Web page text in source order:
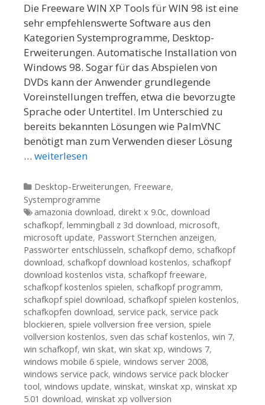
Die Freeware WIN XP Tools für WIN 98 ist eine
sehr empfehlenswerte Software aus den
Kategorien Systemprogramme, Desktop-
Erweiterungen. Automatische Installation von
Windows 98. Sogar für das Abspielen von
DVDs kann der Anwender grundlegende
Voreinstellungen treffen, etwa die bevorzugte
Sprache oder Untertitel. Im Unterschied zu
bereits bekannten Lösungen wie PalmVNC
benötigt man zum Verwenden dieser Lösung
… weiterlesen
Kategorien
Desktop-Erweiterungen, Freeware,
Systemprogramme
Tags
amazonia download, direkt x 9.0c, download
schafkopf, lemmingball z 3d download, microsoft,
microsoft update, Passwort Sternchen anzeigen,
Passwörter entschlüsseln, schafkopf demo, schafkopf
download, schafkopf download kostenlos, schafkopf
download kostenlos vista, schafkopf freeware,
schafkopf kostenlos spielen, schafkopf programm,
schafkopf spiel download, schafkopf spielen kostenlos,
schafkopfen download, service pack, service pack
blockieren, spiele vollversion free version, spiele
vollversion kostenlos, sven das schaf kostenlos, win 7,
win schafkopf, win skat, win skat xp, windows 7,
windows mobile 6 spiele, windows server 2008,
windows service pack, windows service pack blocker
tool, windows update, winskat, winskat xp, winskat xp
5.01 download, winskat xp vollversion